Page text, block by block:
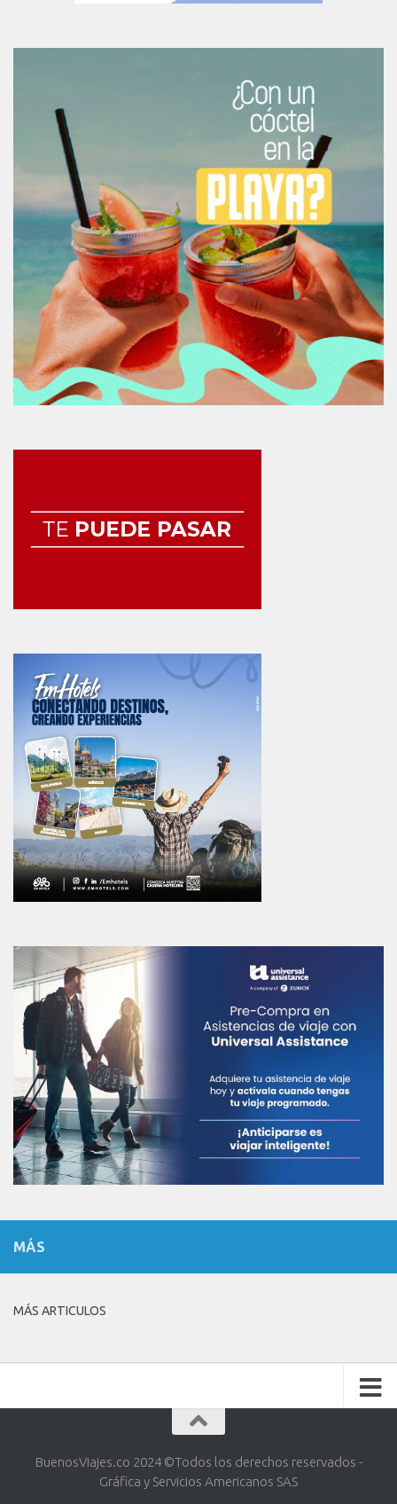
MÁS
MÁS ARTICULOS
BuenosViajes.co 2024 ©️Todos los derechos reservados -
Gráfica y Servicios Americanos SAS